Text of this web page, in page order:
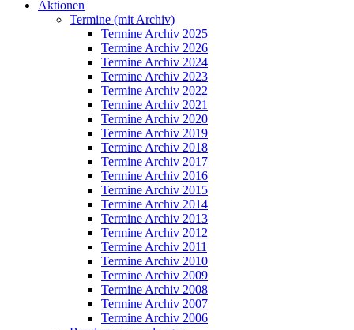
Aktionen
Termine (mit Archiv)
Termine Archiv 2025
Termine Archiv 2026
Termine Archiv 2024
Termine Archiv 2023
Termine Archiv 2022
Termine Archiv 2021
Termine Archiv 2020
Termine Archiv 2019
Termine Archiv 2018
Termine Archiv 2017
Termine Archiv 2016
Termine Archiv 2015
Termine Archiv 2014
Termine Archiv 2013
Termine Archiv 2012
Termine Archiv 2011
Termine Archiv 2010
Termine Archiv 2009
Termine Archiv 2008
Termine Archiv 2007
Termine Archiv 2006